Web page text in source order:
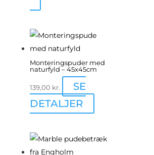
Monteringspuder med
naturfyld – 45x45cm
139,00 kr.
SE
DETALJER